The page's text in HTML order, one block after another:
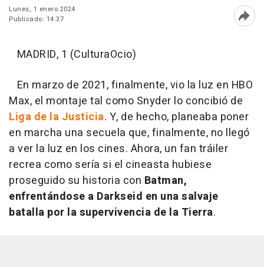
Lunes, 1 enero 2024
Publicado: 14:37
MADRID, 1 (CulturaOcio)
En marzo de 2021, finalmente, vio la luz en HBO
Max, el montaje tal como Snyder lo concibió de
Liga de la Justicia. Y, de hecho, planeaba poner
en marcha una secuela que, finalmente, no llegó
a ver la luz en los cines. Ahora, un fan tráiler
recrea como sería si el cineasta hubiese
proseguido su historia con Batman,
enfrentándose a Darkseid en una salvaje
batalla por la supervivencia de la Tierra.